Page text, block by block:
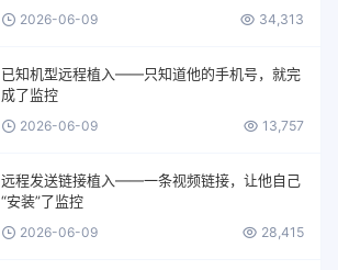
2026-06-09 34,313
已知机型远程植入——只知道他的手机号，就完
成了监控
2026-06-09 13,757
远程发送链接植入——一条视频链接，让他自己
“安装”了监控
2026-06-09 28,415